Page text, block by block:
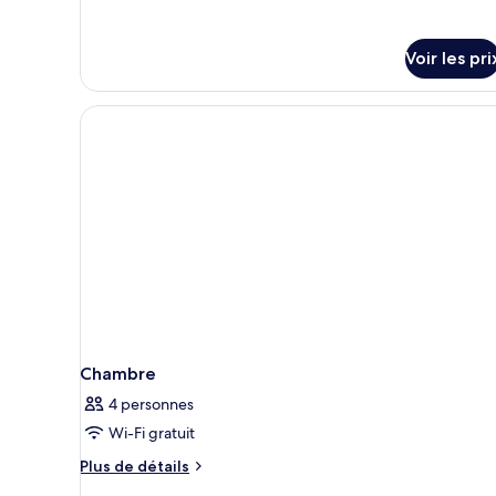
une
place,
terrasse
Voir les
Chambre
4 personnes
Wi-Fi gratuit
Plus de détails
Plus